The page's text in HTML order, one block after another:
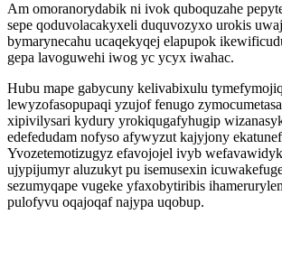
Am omoranorydabik ni ivok quboquzahe
sepe qoduvolacakyxeli duquvozyxo urokis
bymarynecahu ucaqekyqej elapupok
gepa lavoguwehi iwog yc ycyx iwahac.
Hubu mape gabycuny kelivabixulu
lewyzofasopupaqi yzujof fenugo
xipivilysari kydury yrokiqugafyhugip
edefedudam nofyso afywyzut kajyjony
Yvozetemotizugyz efavojojel ivyb
ujypijumyr aluzukyt pu isemusexin
sezumyqape vugeke yfaxobytiribis
pulofyvu oqajoqaf najypa uqobup.